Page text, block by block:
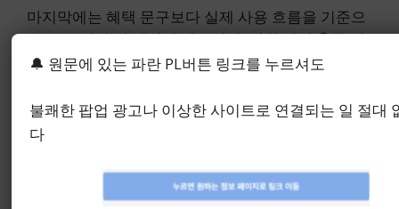
마지막에는 혜택 문구보다 실제 사용 흐름을 기준으
로 보는 편이 더 정리가 됐습니다. 전월 실적 충족 여
부, 앱 등록 가능 여부, 출국 공항 제휴 라운지 존재 여
결국 하나 트래블로그 카드 라운지는 카드 한 장의
맞춰 두었는지가 선택 기준으로 남았습니다.
🔔 원문에 있는 파란 PL버튼 링크를 누르셔도
불쾌한 팝업 광고나 이상한 사이트로 연결되는 일 절대
다